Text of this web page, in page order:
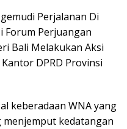
Perjalanan Di
Forum Perjuangan
Bali Melakukan Aksi
DPRD Provinsi
keberadaan WNA yang
menjemput kedatangan